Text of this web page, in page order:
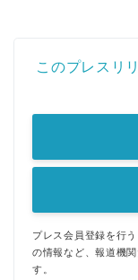
このプレスリ
プレス会員登録を行
の情報など、報道機
す。